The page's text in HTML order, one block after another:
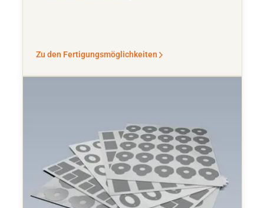
Zu den Fertigungsmöglichkeiten